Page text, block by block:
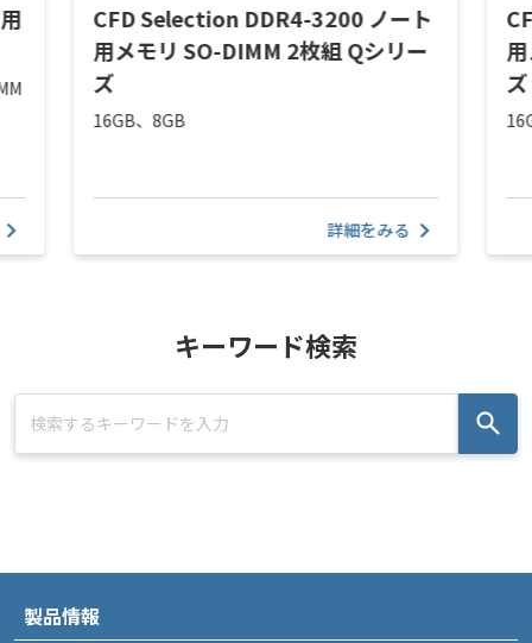
CFD Selection DDR4-3200 ノート
用メモリ SO-DIMM 2枚組 Qシリー
ズ
16GB、8GB
詳細をみる
ズ
キーワード検索
製品情報